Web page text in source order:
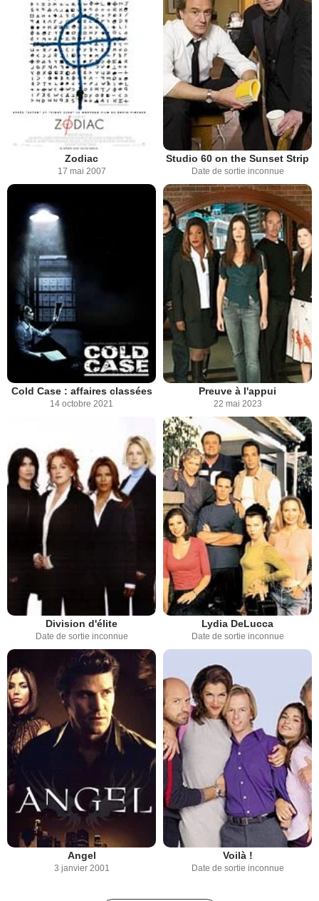
Zodiac
17 mai 2007
Studio 60 on the Sunset Strip
Date de sortie inconnue
Cold Case : affaires classées
14 octobre 2021
Preuve à l'appui
22 mai 2023
Division d'élite
Date de sortie inconnue
Lydia DeLucca
Date de sortie inconnue
Angel
3 janvier 2001
Voilà !
Date de sortie inconnue